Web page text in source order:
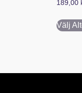
189,00
Välj